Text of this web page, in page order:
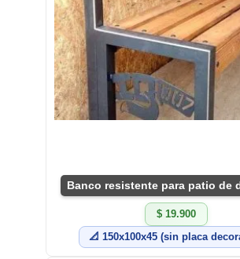
$ 19.900
📐 150x100x45 (sin placa